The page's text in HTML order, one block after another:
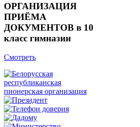
ОРГАНИЗАЦИЯ
ПРИЁМА
ДОКУМЕНТОВ в 10
класс гимназии
Смотреть